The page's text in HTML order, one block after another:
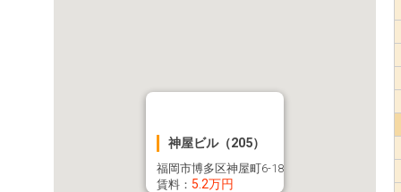
神屋ビル（205）
福岡市博多区神屋町6-18
賃料： 5.2万円